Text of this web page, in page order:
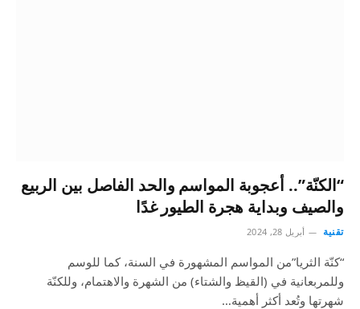
“الكنّة”.. أعجوبة المواسم والحد الفاصل بين الربيع
والصيف وبداية هجرة الطيور غدًا
تقنية أبريل 28, 2024
“كنّة الثريا”من المواسم المشهورة في السنة، كما للوسم
وللمربعانية في (القيظ والشتاء) من الشهرة والاهتمام، وللكنّة
شهرتها وتُعد أكثر أهمية…